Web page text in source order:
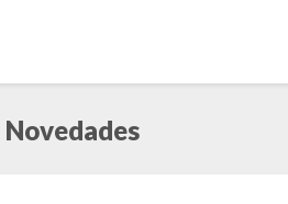
Novedades